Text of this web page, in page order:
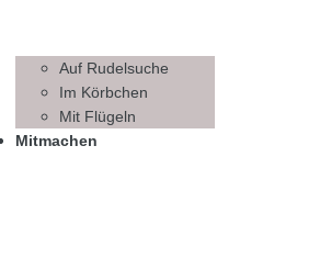
Auf Rudelsuche
Im Körbchen
Mit Flügeln
Mitmachen